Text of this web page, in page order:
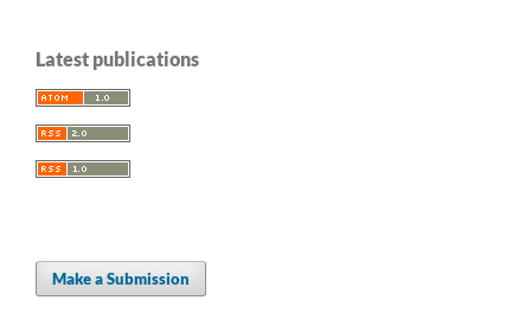
Latest publications
Make a Submission